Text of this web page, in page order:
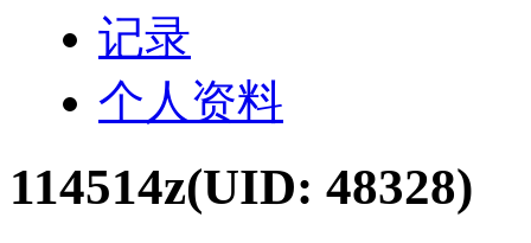
记录
个人资料
114514z(UID: 48328)